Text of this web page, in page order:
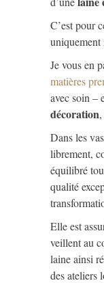
C’est pour
uniquement
Je vous en
matières
avec soin –
décoration
Dans les
librement,
équilibré
qualité
Elle est
veillent au
laine ainsi
des ateliers